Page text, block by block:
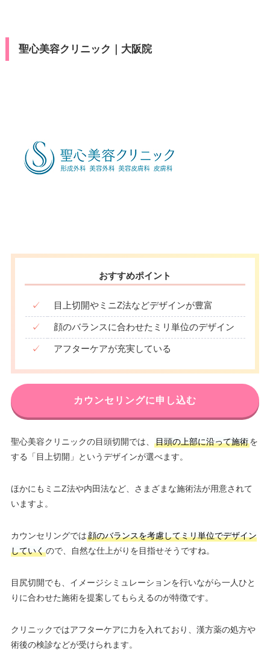
聖心美容クリニック｜大阪院
おすすめポイント
✓ 目上切開やミニZ法などデザインが豊富
✓ 顔のバランスに合わせたミリ単位のデザイン
✓ アフターケアが充実している
カウンセリングに申し込む
聖心美容クリニックの目頭切開では、 目頭の上部に沿って施術を
する「目上切開」というデザインが選べます。
ほかにもミニZ法や内田法など、さまざまな施術法が用意されて
いますよ。
カウンセリングでは顔のバランスを考慮してミリ単位でデザイン
していくので、自然な仕上がりを目指せそうですね。
目尻切開でも、イメージシミュレーションを行いながら一人ひと
りに合わせた施術を提案してもらえるのが特徴です。
クリニックではアフターケアに力を入れており、漢方薬の処方や
術後の検診などが受けられます。